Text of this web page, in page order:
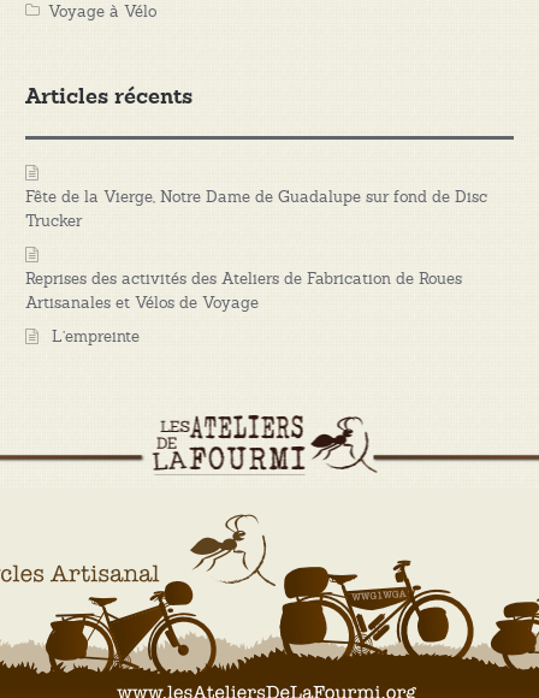
Voyage à Vélo
Articles récents
Fête de la Vierge, Notre Dame de Guadalupe sur fond de Disc
Trucker
Reprises des activités des Ateliers de Fabrication de Roues
Artisanales et Vélos de Voyage
L’empreinte